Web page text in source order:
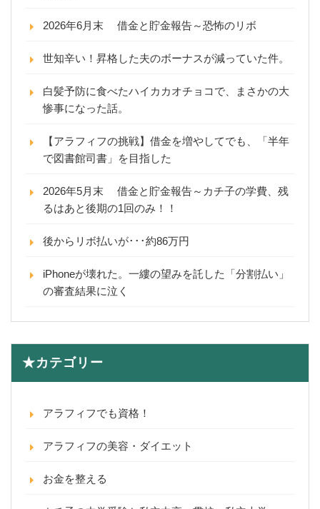
2026年6月末 借金と貯金報告～恐怖のリボ
世知辛い！昇格した夫のボーナスが減っていた件。
白髪予防に食べたハイカカオチョコで、まさかの大
惨事になった話。
【アラフィフの挑戦】借金を増やしてでも、「半年
で図書館司書」を目指した
2026年5月末 借金と貯金報告～カチ子の学費、残
るはあと後期の1回のみ！！
後からリボ払いが･･･約86万円
iPhoneが壊れた。一縷の望みを託した「分割払い」
の審査結果に泣く
★カテゴリー
アラフィフでも資格！
アラフィフの美容・ダイエット
お金を整える